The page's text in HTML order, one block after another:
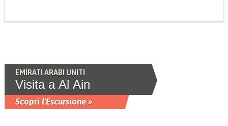
EMIRATI ARABI UNITI
Visita a Al Ain
Scopri l'Escursione »